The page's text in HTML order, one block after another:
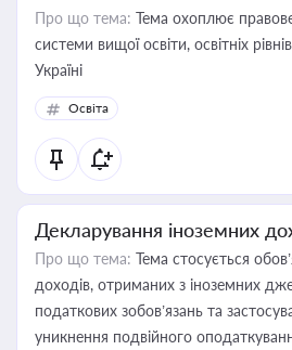
Про що тема: Тема охоплює
системи вищої освіти, освітніх
Україні
Освіта
Декларування іноземних
Про що тема: Тема стосується
доходів, отриманих з іноземних
податкових зобов’язань та
уникнення подвійного